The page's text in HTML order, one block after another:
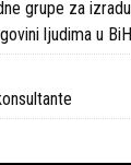
grupe za
ljudima u BiH